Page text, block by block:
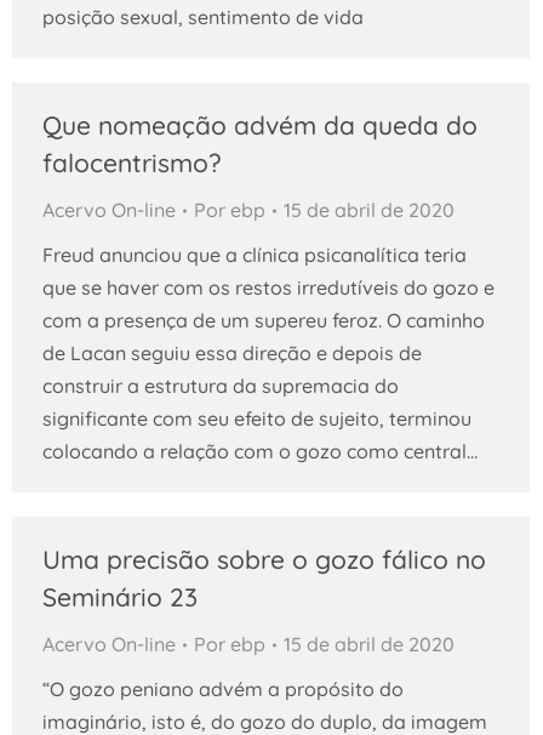
posição sexual, sentimento de vida
Que nomeação advém da queda do
falocentrismo?
Acervo On-line Por ebp
15 de abril de 2020
Freud anunciou que a clínica psicanalítica teria
que se haver com os restos irredutíveis do gozo e
com a presença de um supereu feroz. O caminho
de Lacan seguiu essa direção e depois de
construir a estrutura da supremacia do
significante com seu efeito de sujeito, terminou
colocando a relação com o gozo como central…
Uma precisão sobre o gozo fálico no
Seminário 23
Acervo On-line Por ebp
15 de abril de 2020
“O gozo peniano advém a propósito do
imaginário, isto é, do gozo do duplo, da imagem